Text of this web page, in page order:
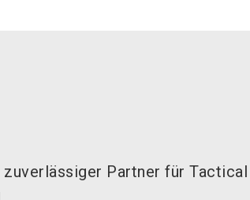
Partner für Tactical